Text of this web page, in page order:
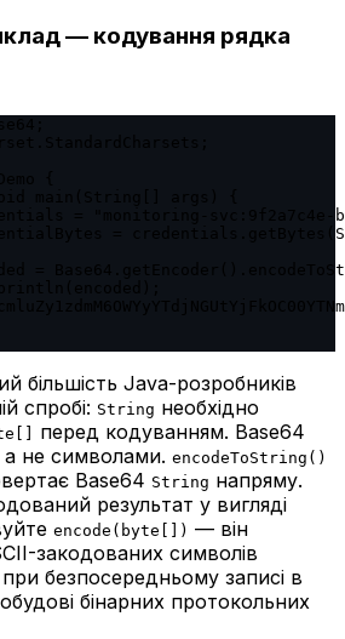
— кодування рядка
= "monitoring-svc:9f2a7c4e-
=
=
більшість Java-розробників
спробі: String необхідно
перед кодуванням. Base64
не символами. encodeToString()
Base64 String напряму.
результат у вигляді
encode(byte[]) — він
закодованих символів
безпосередньому записі в
бінарних протокольних